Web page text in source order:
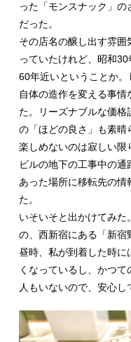
った「モンスナック」
だった。
その店名の醸し出す雰
っていたけれど、昭和
60年近いということか
自体の造作を変える事
た。リーズナブルな価
の「ほどの良さ」も素晴
楽しめないのは寂しい
ビルの地下の工事中の
あった場所に移転先の
た。
いそいそと出かけてみ
の、西新宿にある「新宿
昼時、私が到着した時に
くなっているし、かつ
人もいないので、安心し